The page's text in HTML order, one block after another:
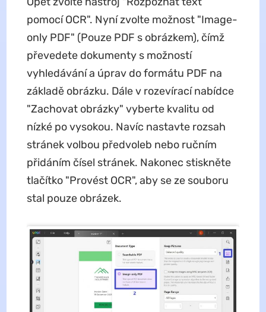
pomocí OCR". Nyní zvolte možnost "Image-
only PDF" (Pouze PDF s obrázkem), čímž
převedete dokumenty s možností
vyhledávání a úprav do formátu PDF na
základě obrázku. Dále v rozevírací nabídce
"Zachovat obrázky" vyberte kvalitu od
nízké po vysokou. Navíc nastavte rozsah
stránek volbou předvoleb nebo ručním
přidáním čísel stránek. Nakonec stiskněte
tlačítko "Provést OCR", aby se ze souboru
stal pouze obrázek.